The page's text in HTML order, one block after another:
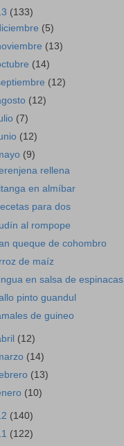
(133)
(5)
(13)
(14)
(12)
(12)
(7)
(12)
(9)
rellena
en almíbar
para dos
al rompope
queque de cohombro
de maíz
en salsa de espinacas
pinto guandul
de guineo
(12)
(14)
(13)
(10)
(140)
(122)